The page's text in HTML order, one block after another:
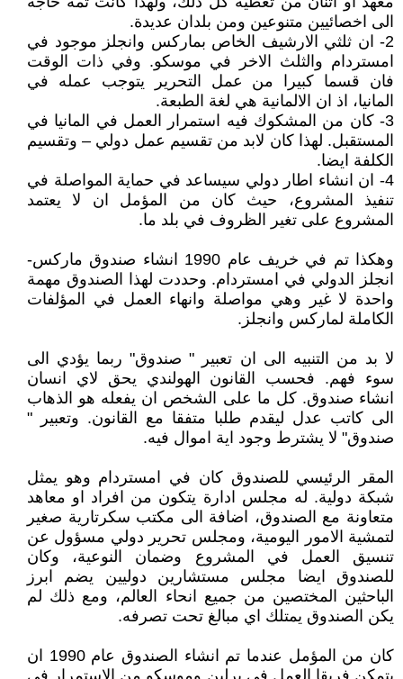
الى اخصائيين متنوعين ومن بلدان عديدة.
2- ان ثلثي الارشيف الخاص بماركس وانجلز موجود في
امستردام والثلث الاخر في موسكو. وفي ذات الوقت
فان قسما كبيرا من عمل التحرير يتوجب عمله في
المانيا، اذ ان الالمانية هي لغة الطبعة.
3- كان من المشكوك فيه استمرار العمل في المانيا في
المستقبل. لهذا كان لابد من تقسيم عمل دولي – وتقسيم
الكلفة ايضا.
4- ان انشاء اطار دولي سيساعد في حماية المواصلة في
تنفيذ المشروع، حيث كان من المؤمل ان لا يعتمد
المشروع على تغير الظروف في بلد ما.
وهكذا تم في خريف عام 1990 انشاء صندوق ماركس-
انجلز الدولي في امستردام. وحددت لهذا الصندوق مهمة
واحدة لا غير وهي مواصلة وانهاء العمل في المؤلفات
الكاملة لماركس وانجلز.
لا بد من التنبيه الى ان تعبير " صندوق" ربما يؤدي الى
سوء فهم. فحسب القانون الهولندي يحق لاي انسان
انشاء صندوق. كل ما على الشخص ان يفعله هو الذهاب
الى كاتب عدل ليقدم طلبا متفقا مع القانون. وتعبير "
صندوق" لا يشترط وجود اية اموال فيه.
المقر الرئيسي للصندوق كان في امستردام وهو يمثل
شبكة دولية. له مجلس ادارة يتكون من افراد او معاهد
متعاونة مع الصندوق، اضافة الى مكتب سكرتارية صغير
لتمشية الامور اليومية، ومجلس تحرير دولي مسؤول عن
تنسيق العمل في المشروع وضمان النوعية، وكان
للصندوق ايضا مجلس مستشارين دوليين يضم ابرز
الباحثين المختصين من جميع انحاء العالم، ومع ذلك لم
يكن الصندوق يمتلك اي مبالغ تحت تصرفه.
كان من المؤمل عندما تم انشاء الصندوق عام 1990 ان